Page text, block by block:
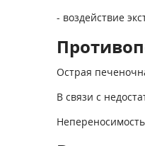
- воздействие
Острая
В связи с